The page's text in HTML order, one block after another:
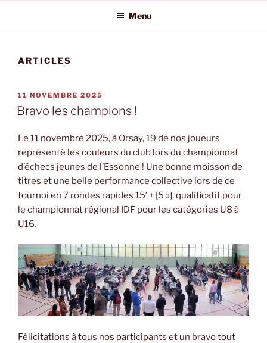
Menu
ARTICLES
PUBLIÉ
LE
11 NOVEMBRE 2025
Bravo les champions !
Le 11 novembre 2025, à Orsay, 19 de nos joueurs
représenté les couleurs du club lors du championnat
d’échecs jeunes de l’Essonne ! Une bonne moisson de
titres et une belle performance collective lors de ce
tournoi en 7 rondes rapides 15′ + [5 »], qualificatif pour
le championnat régional IDF pour les catégories U8 à
U16.
Félicitations à tous nos participants et un bravo tout